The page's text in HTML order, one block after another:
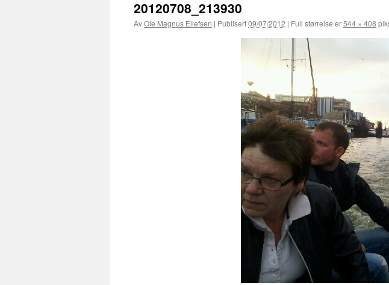
20120708_213930
AvOle Magnus Ellefsen | Publisert09/07/2012 | Full størrelse er544 × 408